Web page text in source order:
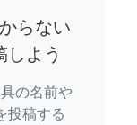
らない
しよう
の名前や
投稿する